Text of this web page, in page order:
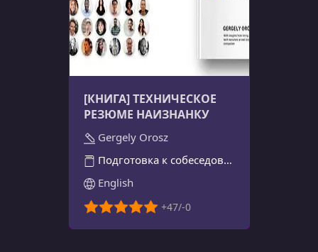
[КНИГА] ТЕХНИЧЕСКОЕ
РЕЗЮМЕ НАИЗНАНКУ
Gergely Orosz
Подготовка к собеседованию
English